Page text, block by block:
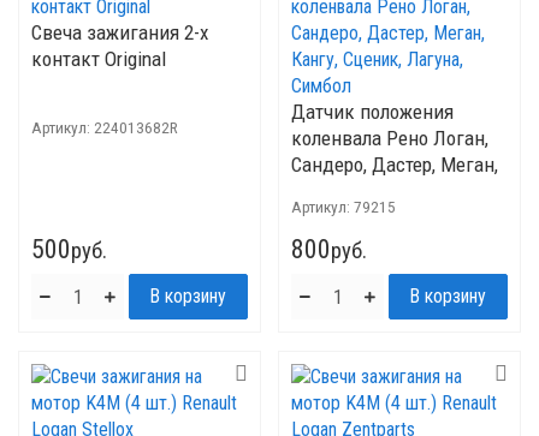
Свеча зажигания 2-х
контакт Original
Артикул: 224013682R
500руб.
Датчик положения
коленвала Рено Логан,
Сандеро, Дастер, Меган,
Симбол
Артикул: 79215
800руб.